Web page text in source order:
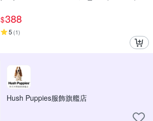
$388
5 (1)
Hush Puppies服飾旗艦店